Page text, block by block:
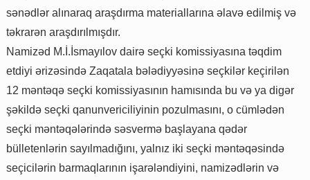
sənədlər alınaraq araşdırma materiallarına əlavə edilmiş və
təkrarən araşdırılmışdır.
Namizəd M.İ.İsmayılov dairə seçki komissiyasına təqdim
etdiyi ərizəsində Zaqatala bələdiyyəsinə seçkilər keçirilən
12 məntəqə seçki komissiyasının hamısında bu və ya digər
şəkildə seçki qanunvericiliyinin pozulmasını, o cümlədən
seçki məntəqələrində səsvermə başlayana qədər
bülletenlərin sayılmadığını, yalnız iki seçki məntəqəsində
seçicilərin barmaqlarının işarələndiyini, namizədlərin və